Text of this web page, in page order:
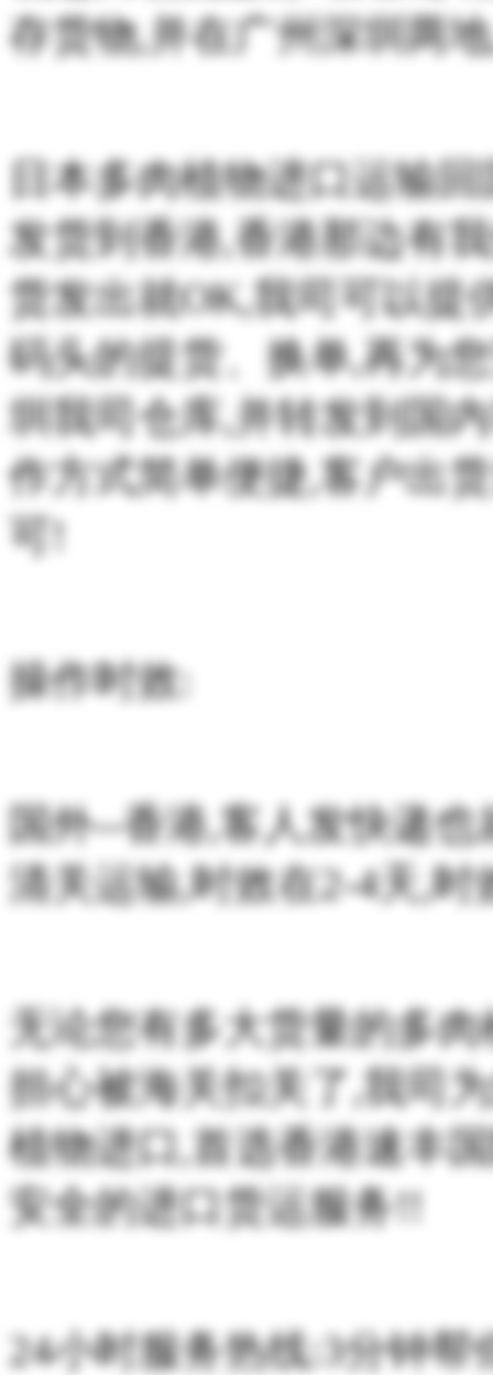
存货物,并在广州深圳两
日本多肉植物进口运输
发货到香港,香港那边有
货发出就OK,我司可以提
码头的提货、换单,再为
圳我司仓库,并转发到国
作方式简单便捷,客户出
可!
操作时效:
国外--香港,客人发快递
清关运输,时效在2-4天,
无论您有多大货量的多
担心被海关扣关了,我司
植物进口,首选香港速丰
安全的进口货运服务!!
24小时服务热线:3分钟帮